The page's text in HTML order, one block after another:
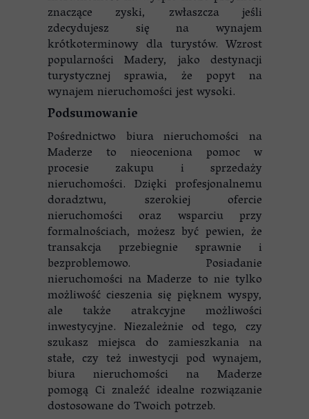
znaczące zyski, zwłaszcza jeśli
zdecydujesz się na wynajem
krótkoterminowy dla turystów. Wzrost
popularności Madery, jako destynacji
turystycznej sprawia, że popyt na
wynajem nieruchomości jest wysoki.
Podsumowanie
Pośrednictwo biura nieruchomości na
Maderze to nieoceniona pomoc w
procesie zakupu i sprzedaży
nieruchomości. Dzięki profesjonalnemu
doradztwu, szerokiej ofercie
nieruchomości oraz wsparciu przy
formalnościach, możesz być pewien, że
transakcja przebiegnie sprawnie i
bezproblemowo. Posiadanie
nieruchomości na Maderze to nie tylko
możliwość cieszenia się pięknem wyspy,
ale także atrakcyjne możliwości
inwestycyjne. Niezależnie od tego, czy
szukasz miejsca do zamieszkania na
stałe, czy też inwestycji pod wynajem,
biura nieruchomości na Maderze
pomogą Ci znaleźć idealne rozwiązanie
dostosowane do Twoich potrzeb.